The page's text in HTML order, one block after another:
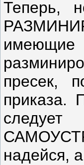
Теперь,
пресек,
приказа.
надейся,